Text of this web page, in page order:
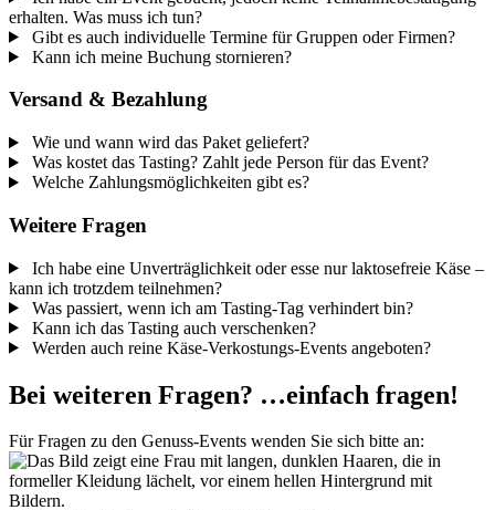
erhalten. Was muss ich tun?
Gibt es auch individuelle Termine für Gruppen oder Firmen?
Kann ich meine Buchung stornieren?
Versand & Bezahlung
Wie und wann wird das Paket geliefert?
Was kostet das Tasting? Zahlt jede Person für das Event?
Welche Zahlungsmöglichkeiten gibt es?
Weitere Fragen
Ich habe eine Unverträglichkeit oder esse nur laktosefreie Käse –
kann ich trotzdem teilnehmen?
Was passiert, wenn ich am Tasting-Tag verhindert bin?
Kann ich das Tasting auch verschenken?
Werden auch reine Käse-Verkostungs-Events angeboten?
Bei weiteren Fragen? …einfach fragen!
Für Fragen zu den Genuss-Events wenden Sie sich bitte an: